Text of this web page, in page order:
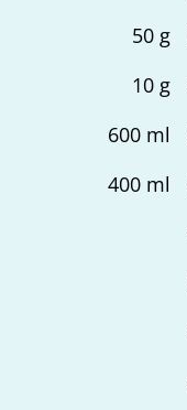
50g
10g
600ml
400ml